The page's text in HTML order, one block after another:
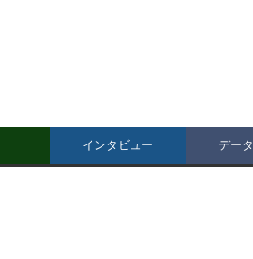
インタビュー デー